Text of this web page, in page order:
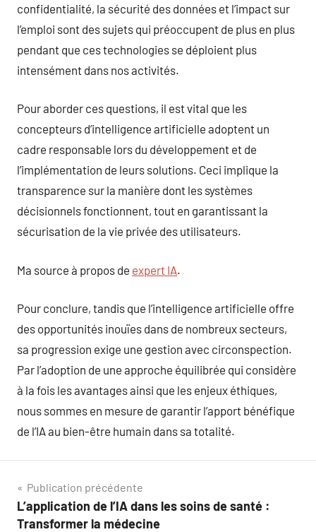
confidentialité, la sécurité des données et l’impact sur
l’emploi sont des sujets qui préoccupent de plus en plus
pendant que ces technologies se déploient plus
intensément dans nos activités.
Pour aborder ces questions, il est vital que les
concepteurs d’intelligence artificielle adoptent un
cadre responsable lors du développement et de
l’implémentation de leurs solutions. Ceci implique la
transparence sur la manière dont les systèmes
décisionnels fonctionnent, tout en garantissant la
sécurisation de la vie privée des utilisateurs.
Ma source à propos de expert IA.
Pour conclure, tandis que l’intelligence artificielle offre
des opportunités inouïes dans de nombreux secteurs,
sa progression exige une gestion avec circonspection.
Par l’adoption de une approche équilibrée qui considère
à la fois les avantages ainsi que les enjeux éthiques,
nous sommes en mesure de garantir l’apport bénéfique
de l’IA au bien-être humain dans sa totalité.
Navigation
de
Publication précédente
L’application de l’IA dans les soins de santé :
Transformer la médecine